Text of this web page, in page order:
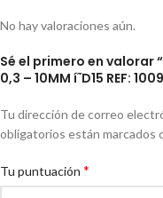
No hay valoraciones aún.
Sé el primero en valorar
0,3 – 10MM í˜D15 REF:
Tu dirección de correo
obligatorios están marcados
Tu puntuación *